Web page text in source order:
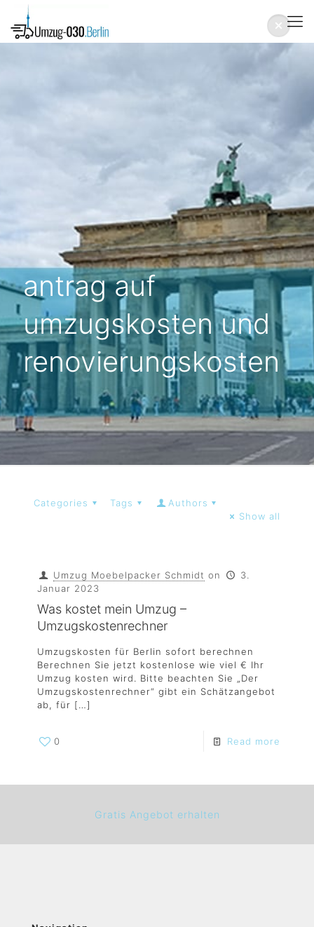
antrag auf
umzugskosten und
renovierungskosten
Categories Tags
Authors
Show all
Umzug Moebelpacker Schmidt on
3.
Januar 2023
Was kostet mein Umzug –
Umzugskostenrechner
Umzugskosten für Berlin sofort berechnen
Berechnen Sie jetzt kostenlose wie viel € Ihr
Umzug kosten wird. Bitte beachten Sie „Der
Umzugskostenrechner“ gibt ein Schätzangebot
ab, für […]
0 Read more
Gratis Angebot erhalten